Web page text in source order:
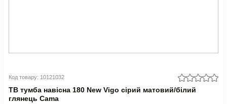
Код товару: 10121032
ТВ тумба навісна 180 New Vigo сірий матовий/білий
глянець Cama